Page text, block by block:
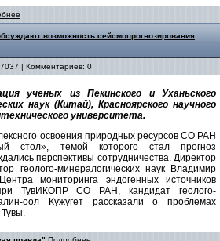
возможность сейсмопрогнозирования
| Комментариев: 0
ученых из Пекинского и Уханьского
наук (Китай), Красноярского научного
университета.
освоения природных ресурсов СО РАН
стол», темой которого стал прогноз
перспективы сотрудничества. Директор
геолого-минералогических наук Владимир
мониторинга эндогенных источников
ТувИКОПР СО РАН, кандидат геолого-
оол Кужугет рассказали о проблемах